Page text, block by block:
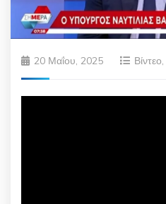
20 Μαΐου, 2025 Βίντεο,